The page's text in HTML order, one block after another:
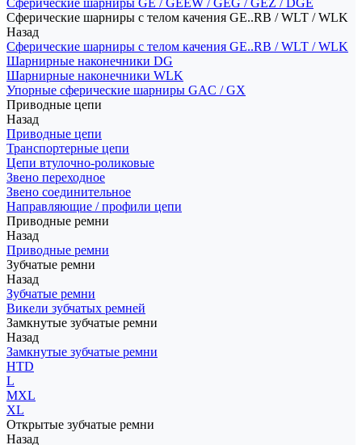
Сферические шарниры GE / GEEW / GEG / GEZ / DGE
Сферические шарниры с телом качения GE..RB / WLT / WLK
Назад
Сферические шарниры с телом качения GE..RB / WLT / WLK
Шарнирные наконечники DG
Шарнирные наконечники WLK
Упорные сферические шарниры GAC / GX
Приводные цепи
Назад
Приводные цепи
Транспортерные цепи
Цепи втулочно-роликовые
Звено переходное
Звено соединительное
Направляющие / профили цепи
Приводные ремни
Назад
Приводные ремни
Зубчатые ремни
Назад
Зубчатые ремни
Викели зубчатых ремней
Замкнутые зубчатые ремни
Назад
Замкнутые зубчатые ремни
HTD
L
MXL
XL
Открытые зубчатые ремни
Назад